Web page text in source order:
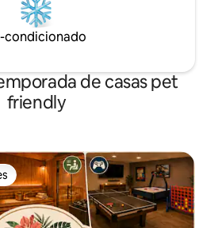
condicionado
de casas pet
friendly